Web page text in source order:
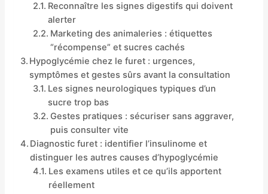
Reconnaître les signes digestifs qui doivent
alerter
Marketing des animaleries : étiquettes
“récompense” et sucres cachés
Hypoglycémie chez le furet : urgences,
symptômes et gestes sûrs avant la consultation
Les signes neurologiques typiques d’un
sucre trop bas
Gestes pratiques : sécuriser sans aggraver,
puis consulter vite
Diagnostic furet : identifier l’insulinome et
distinguer les autres causes d’hypoglycémie
Les examens utiles et ce qu’ils apportent
réellement